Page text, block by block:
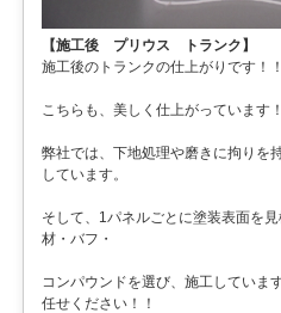
【施工後 プリウス トランク】
施工後のトランクの仕上がりです！！
こちらも、美しく仕上がっています
弊社では、下地処理や磨きに拘りを
しています。
そして、1パネルごとに塗装表面を
材・バフ・
コンパウンドを選び、施工していま
任せください！！